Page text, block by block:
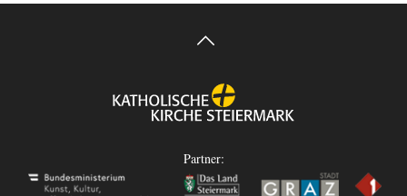
Partner: